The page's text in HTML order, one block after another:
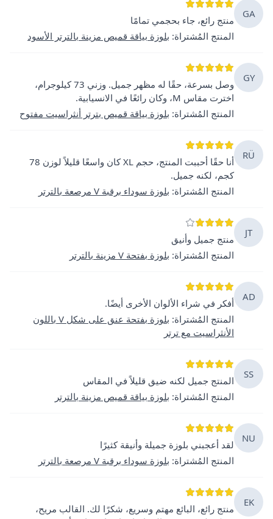
GA
منتج رائع، جاء بحجمي تمامًا
المنتج المُشتراة: بلوزة بياقة قميص مزينة بالترتر الأسود
GY
وصل بسرعة، حقًا له مظهر جميل. وزني 73 كيلوجرام،
اخترت مقاس M، وكان رائعًا في الانسيابية.
المنتج المُشتراة: بلوزة بياقة قميص بترتر أنثراسيت مفتوح
RÜ
أنا حقًا أحببت المنتج، حجم XL كان واسعًا قليلاً لوزن 78
كجم، لكنه جميل.
المنتج المُشتراة: بلوزة سوداء برقبة V مرصعة بالترتر
JT
منتج جميل وأنيق
المنتج المُشتراة: بلوزة بفتحة V مزينة بالترتر
AD
أفكر في شراء الألوان الأخرى أيضًا.
المنتج المُشتراة:
بلوزة بفتحة عنق على شكل V باللون
الأنثراسيت مع ترتر
SS
المنتج جميل لكنه ضيق قليلاً في المقاس
المنتج المُشتراة: بلوزة بياقة قميص مزينة بالترتر
NU
لقد أعجبني بلوزة جميلة وأنيقة كثيرًا
المنتج المُشتراة: بلوزة سوداء برقبة V مرصعة بالترتر
EK
منتج رائع، البائع مهتم وسريع، شكرًا لك. القالب مريح،